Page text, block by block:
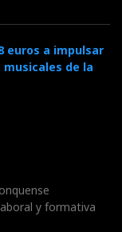
euros a impulsar
de la
y formativa